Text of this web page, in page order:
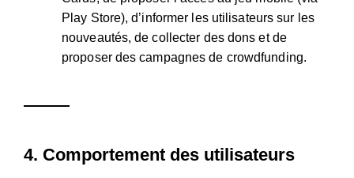
Play Store), d’informer les utilisateurs sur les
nouveautés, de collecter des dons et de
proposer des campagnes de crowdfunding.
4. Comportement des utilisateurs